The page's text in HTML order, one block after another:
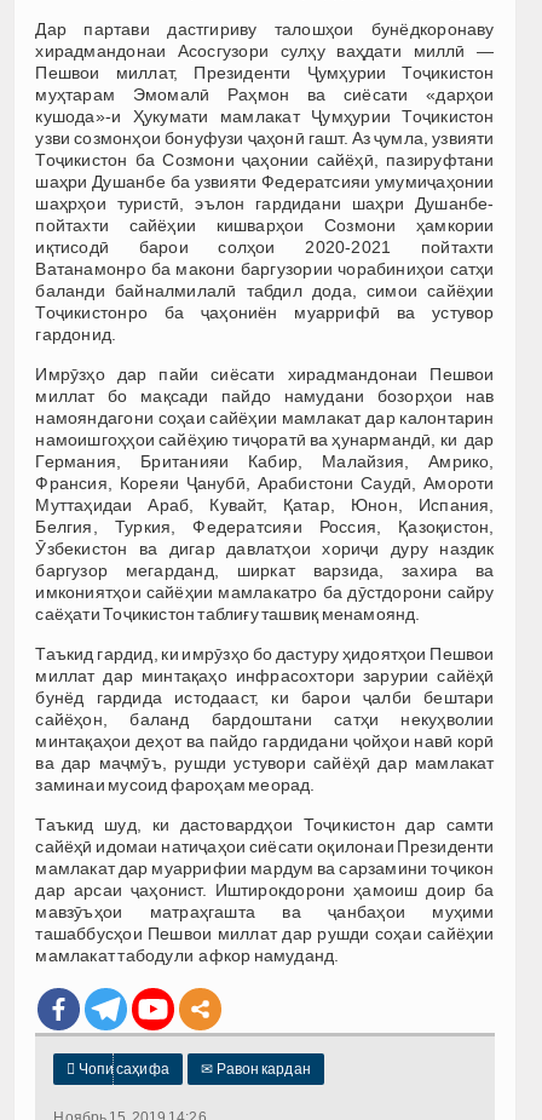
Дар партави дастгириву талошҳои бунёдкоронаву
хирадмандонаи Асосгузори сулҳу ваҳдати миллӣ —
Пешвои миллат, Президенти Ҷумҳурии Тоҷикистон
муҳтарам Эмомалӣ Раҳмон ва сиёсати «дарҳои
кушода»-и Ҳукумати мамлакат Ҷумҳурии Тоҷикистон
узви созмонҳои бонуфузи ҷаҳонӣ гашт. Аз ҷумла, узвияти
Тоҷикистон ба Созмони ҷаҳонии сайёҳӣ, пазируфтани
шаҳри Душанбе ба узвияти Федератсияи умумиҷаҳонии
шаҳрҳои туристӣ, эълон гардидани шаҳри Душанбе-
пойтахти сайёҳии кишварҳои Созмони ҳамкории
иқтисодӣ барои солҳои 2020-2021 пойтахти
Ватанамонро ба макони баргузории чорабиниҳои сатҳи
баланди байналмилалӣ табдил дода, симои сайёҳии
Тоҷикистонро ба ҷаҳониён муаррифӣ ва устувор
гардонид.
Имрӯзҳо дар пайи сиёсати хирадмандонаи Пешвои
миллат бо мақсади пайдо намудани бозорҳои нав
намояндагони соҳаи сайёҳии мамлакат дар калонтарин
намоишгоҳҳои сайёҳию тиҷоратӣ ва ҳунармандӣ, ки дар
Германия, Британияи Кабир, Малайзия, Амрико,
Франсия, Кореяи Ҷанубӣ, Арабистони Саудӣ, Амороти
Муттаҳидаи Араб, Кувайт, Қатар, Юнон, Испания,
Белгия, Туркия, Федератсияи Россия, Қазоқистон,
Ӯзбекистон ва дигар давлатҳои хориҷи дуру наздик
баргузор мегарданд, ширкат варзида, захира ва
имкониятҳои сайёҳии мамлакатро ба дӯстдорони сайру
саёҳати Тоҷикистон таблиғу ташвиқ менамоянд.
Таъкид гардид, ки имрӯзҳо бо дастуру ҳидоятҳои Пешвои
миллат дар минтақаҳо инфрасохтори зарурии сайёҳӣ
бунёд гардида истодааст, ки барои ҷалби бештари
сайёҳон, баланд бардоштани сатҳи некуҳволии
минтақаҳои деҳот ва пайдо гардидани ҷойҳои навӣ корӣ
ва дар маҷмӯъ, рушди устувори сайёҳӣ дар мамлакат
заминаи мусоид фароҳам меорад.
Таъкид шуд, ки дастовардҳои Тоҷикистон дар самти
сайёҳӣ идомаи натиҷаҳои сиёсати оқилонаи Президенти
мамлакат дар муаррифии мардум ва сарзамини тоҷикон
дар арсаи ҷаҳонист. Иштирокдорони ҳамоиш доир ба
мавзӯъҳои матраҳгашта ва ҷанбаҳои муҳими
ташаббусҳои Пешвои миллат дар рушди соҳаи сайёҳии
мамлакат табодули афкор намуданд.
 Чопи саҳифа ✉ Равон кардан